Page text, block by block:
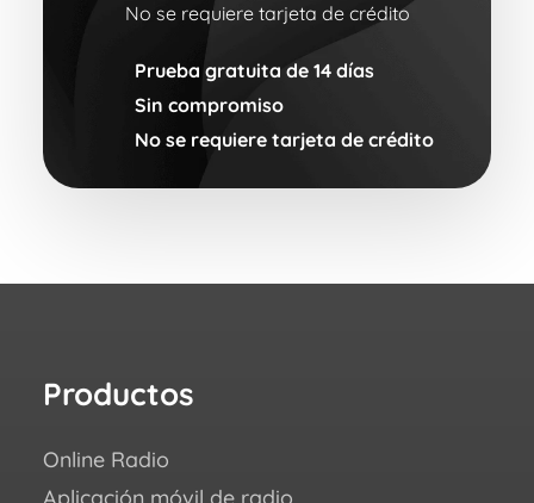
No se requiere tarjeta de crédito
Prueba gratuita de 14 días
Sin compromiso
No se requiere tarjeta de crédito
Productos
Online Radio
Aplicación móvil de radio